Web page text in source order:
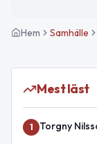
Hem Samhälle
Mest läst
1 Torgny